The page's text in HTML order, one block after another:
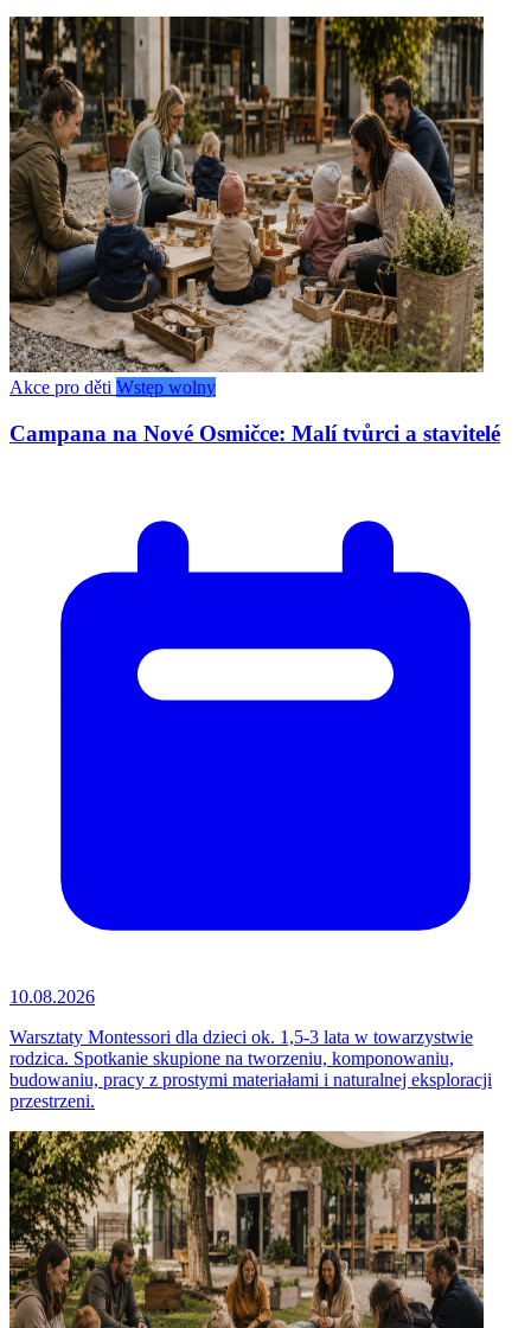
Akce pro děti Wstęp wolny
Campana na Nové Osmičce: Malí tvůrci a stavitelé
10.08.2026
Warsztaty Montessori dla dzieci ok. 1,5-3 lata w towarzystwie
rodzica. Spotkanie skupione na tworzeniu, komponowaniu,
budowaniu, pracy z prostymi materiałami i naturalnej eksploracji
przestrzeni.